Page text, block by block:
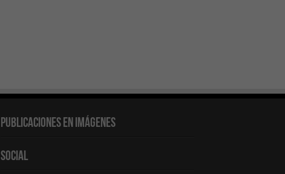
Publicaciones en Imágenes
Social